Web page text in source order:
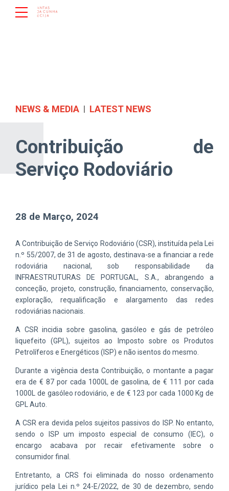
NEWS & MEDIA LATEST NEWS
Contribuição de
Serviço Rodoviário
28 de Março, 2024
A Contribuição de Serviço Rodoviário (CSR), instituída pela Lei
n.º 55/2007, de 31 de agosto, destinava-se a financiar a rede
rodoviária nacional, sob responsabilidade da
INFRAESTRUTURAS DE PORTUGAL, S.A., abrangendo a
conceção, projeto, construção, financiamento, conservação,
exploração, requalificação e alargamento das redes
rodoviárias nacionais.
A CSR incidia sobre gasolina, gasóleo e gás de petróleo
liquefeito (GPL), sujeitos ao Imposto sobre os Produtos
Petrolíferos e Energéticos (ISP) e não isentos do mesmo.
Durante a vigência desta Contribuição, o montante a pagar
era de € 87 por cada 1000L de gasolina, de € 111 por cada
1000L de gasóleo rodoviário, e de € 123 por cada 1000 Kg de
GPL Auto.
A CSR era devida pelos sujeitos passivos do ISP. No entanto,
sendo o ISP um imposto especial de consumo (IEC), o
encargo acabava por recair efetivamente sobre o
consumidor final.
Entretanto, a CRS foi eliminada do nosso ordenamento
jurídico pela Lei n.º 24-E/2022, de 30 de dezembro, sendo